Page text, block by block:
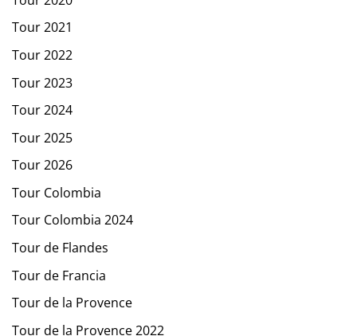
Tour 2021
Tour 2022
Tour 2023
Tour 2024
Tour 2025
Tour 2026
Tour Colombia
Tour Colombia 2024
Tour de Flandes
Tour de Francia
Tour de la Provence
Tour de la Provence 2022